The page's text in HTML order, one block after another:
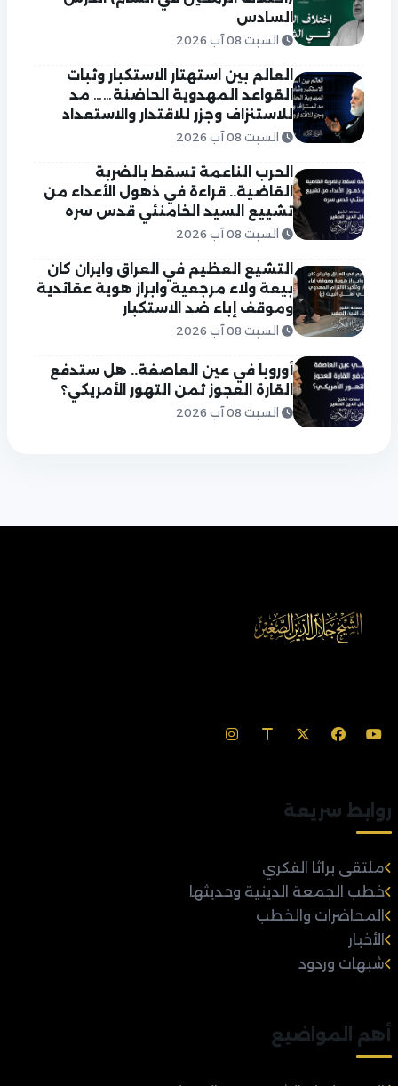
السادس
السبت 08 آب 2026
العالم بين استهتار الاستكبار وثبات
القواعد المهدوية الحاضنة…… مد
للاستنزاف وجزر للاقتدار والاستعداد
السبت 08 آب 2026
الحرب الناعمة تسقط بالضربة
القاضية.. قراءة في ذهول الأعداء من
تشييع السيد الخامنئي قدس سره
السبت 08 آب 2026
التشيع العظيم في العراق وايران كان
بيعة ولاء مرجعية وابراز هوية عقائدية
وموقف إباء ضد الاستكبار
السبت 08 آب 2026
أوروبا في عين العاصفة.. هل ستدفع
القارة العجوز ثمن التهور الأمريكي؟
السبت 08 آب 2026
روابط سريعة
ملتقى براثا الفكري
خطب الجمعة الدينية وحديثها
المحاضرات والخطب
الأخبار
شبهات وردود
أهم المواضيع